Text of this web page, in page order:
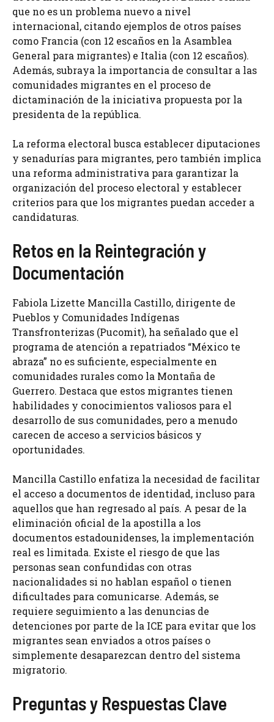
que no es un problema nuevo a nivel
internacional, citando ejemplos de otros países
como Francia (con 12 escaños en la Asamblea
General para migrantes) e Italia (con 12 escaños).
Además, subraya la importancia de consultar a las
comunidades migrantes en el proceso de
dictaminación de la iniciativa propuesta por la
presidenta de la república.
La reforma electoral busca establecer diputaciones
y senadurías para migrantes, pero también implica
una reforma administrativa para garantizar la
organización del proceso electoral y establecer
criterios para que los migrantes puedan acceder a
candidaturas.
Retos en la Reintegración y
Documentación
Fabiola Lizette Mancilla Castillo, dirigente de
Pueblos y Comunidades Indígenas
Transfronterizas (Pucomit), ha señalado que el
programa de atención a repatriados “México te
abraza” no es suficiente, especialmente en
comunidades rurales como la Montaña de
Guerrero. Destaca que estos migrantes tienen
habilidades y conocimientos valiosos para el
desarrollo de sus comunidades, pero a menudo
carecen de acceso a servicios básicos y
oportunidades.
Mancilla Castillo enfatiza la necesidad de facilitar
el acceso a documentos de identidad, incluso para
aquellos que han regresado al país. A pesar de la
eliminación oficial de la apostilla a los
documentos estadounidenses, la implementación
real es limitada. Existe el riesgo de que las
personas sean confundidas con otras
nacionalidades si no hablan español o tienen
dificultades para comunicarse. Además, se
requiere seguimiento a las denuncias de
detenciones por parte de la ICE para evitar que los
migrantes sean enviados a otros países o
simplemente desaparezcan dentro del sistema
migratorio.
Preguntas y Respuestas Clave